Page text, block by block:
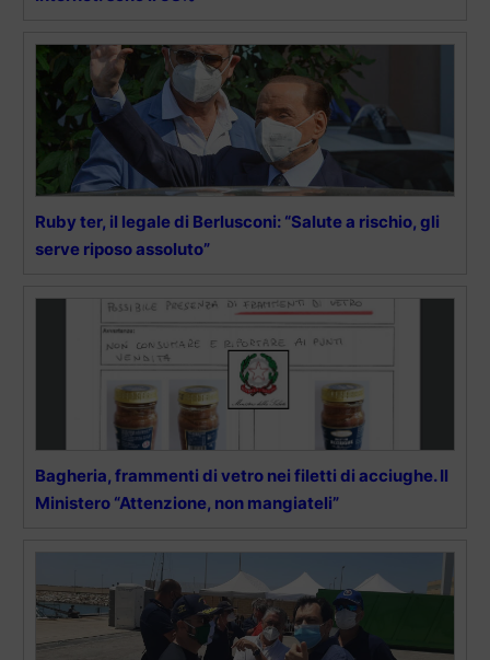
Ruby ter, il legale di Berlusconi: “Salute a rischio, gli
serve riposo assoluto”
Bagheria, frammenti di vetro nei filetti di acciughe. Il
Ministero “Attenzione, non mangiateli”